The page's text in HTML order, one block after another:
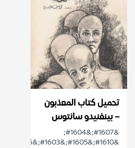
تحميل كتاب المعذبون
– بينفنيدو سانتوس
&#1607;&#1604;